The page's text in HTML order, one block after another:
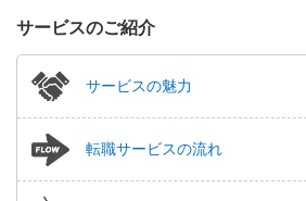
サービスのご紹介
サービスの魅力
転職サービスの流れ